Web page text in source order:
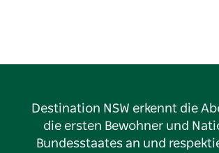
Destination NSW erkennt die
die ersten Bewohner und
Bundesstaates an und